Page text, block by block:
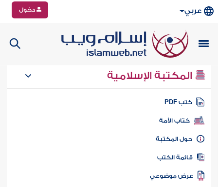
عربي دخول
المكتبة الإسلامية
كتب PDF
كتاب الأمة
المكتبة
الكتب